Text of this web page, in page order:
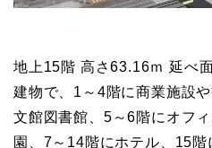
地上15階 高さ63.16ｍ 延べ
建物で、1～4階に商業施設
文館図書館、5～6階にオフ
園、7～14階にホテル、15階